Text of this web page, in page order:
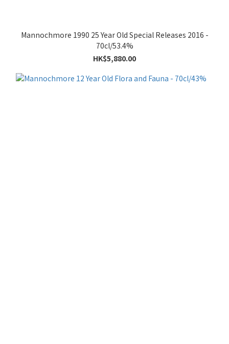
Mannochmore 1990 25 Year Old Special Releases 2016 -
70cl/53.4%
HK$5,880.00